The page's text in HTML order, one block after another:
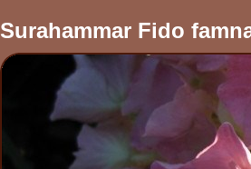
Surahammar Fido